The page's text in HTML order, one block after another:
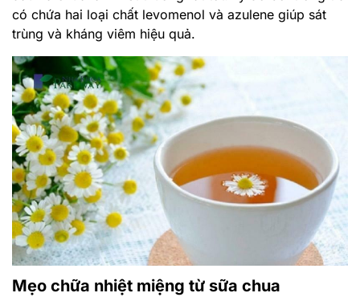
có chứa hai loại chất levomenol và azulene giúp sát
trùng và kháng viêm hiệu quả.
Mẹo chữa nhiệt miệng từ sữa chua